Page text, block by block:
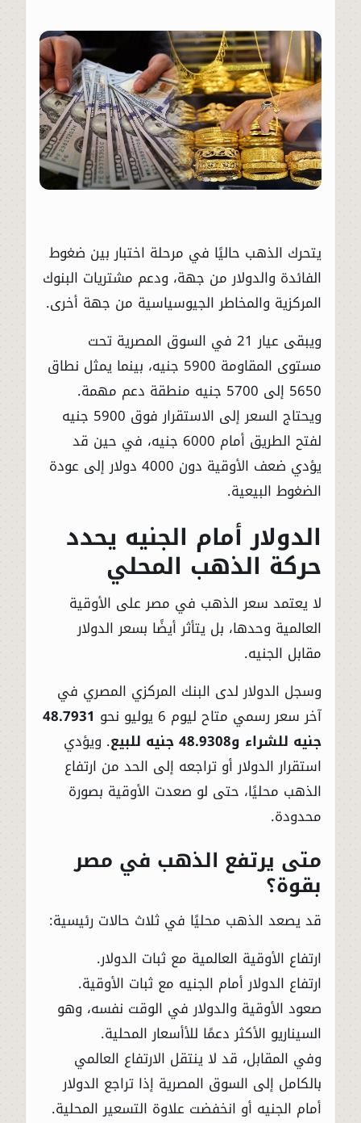
يتحرك الذهب حاليًا في مرحلة اختبار بين ضغوط
الفائدة والدولار من جهة، ودعم مشتريات البنوك
المركزية والمخاطر الجيوسياسية من جهة أخرى.
ويبقى عيار 21 في السوق المصرية تحت
مستوى المقاومة 5900 جنيه، بينما يمثل نطاق
5650 إلى 5700 جنيه منطقة دعم مهمة.
ويحتاج السعر إلى الاستقرار فوق 5900 جنيه
لفتح الطريق أمام 6000 جنيه، في حين قد
يؤدي ضعف الأوقية دون 4000 دولار إلى عودة
الضغوط البيعية.
الدولار أمام الجنيه يحدد
حركة الذهب المحلي
لا يعتمد سعر الذهب في مصر على الأوقية
العالمية وحدها، بل يتأثر أيضًا بسعر الدولار
مقابل الجنيه.
وسجل الدولار لدى البنك المركزي المصري في
آخر سعر رسمي متاح ليوم 6 يوليو نحو
48.7931
جنيه للشراء و48.9308 جنيه للبيع
. ويؤدي
استقرار الدولار أو تراجعه إلى الحد من ارتفاع
الذهب محليًا، حتى لو صعدت الأوقية بصورة
محدودة.
متى يرتفع الذهب في مصر
بقوة؟
قد يصعد الذهب محليًا في ثلاث حالات رئيسية:
ارتفاع الأوقية العالمية مع ثبات الدولار.
ارتفاع الدولار أمام الجنيه مع ثبات الأوقية.
صعود الأوقية والدولار في الوقت نفسه، وهو
السيناريو الأكثر دعمًا للأأسعار المحلية.
وفي المقابل، قد لا ينتقل الارتفاع العالمي
بالكامل إلى السوق المصرية إذا تراجع الدولار
أمام الجنيه أو انخفضت علاوة التسعير المحلية.